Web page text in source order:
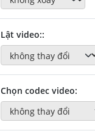
Lật video::
Chọn codec video: